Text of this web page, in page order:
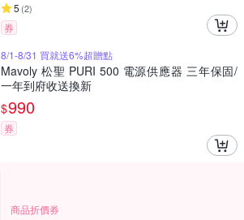
5 (2)
券
8/1-8/31 買就送6%超贈點
Mavoly 松聖 PURI 500 電源供應器 三年保固/
一年到府收送換新
$990
券
商品折價券